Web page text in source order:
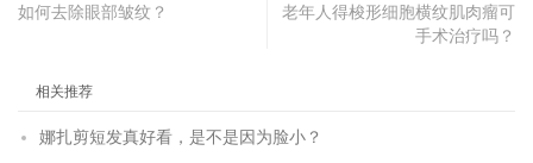
如何去除眼部皱纹？
老年人得梭形细胞横纹肌肉瘤可
手术治疗吗？
相关推荐
娜扎剪短发真好看，是不是因为脸小？